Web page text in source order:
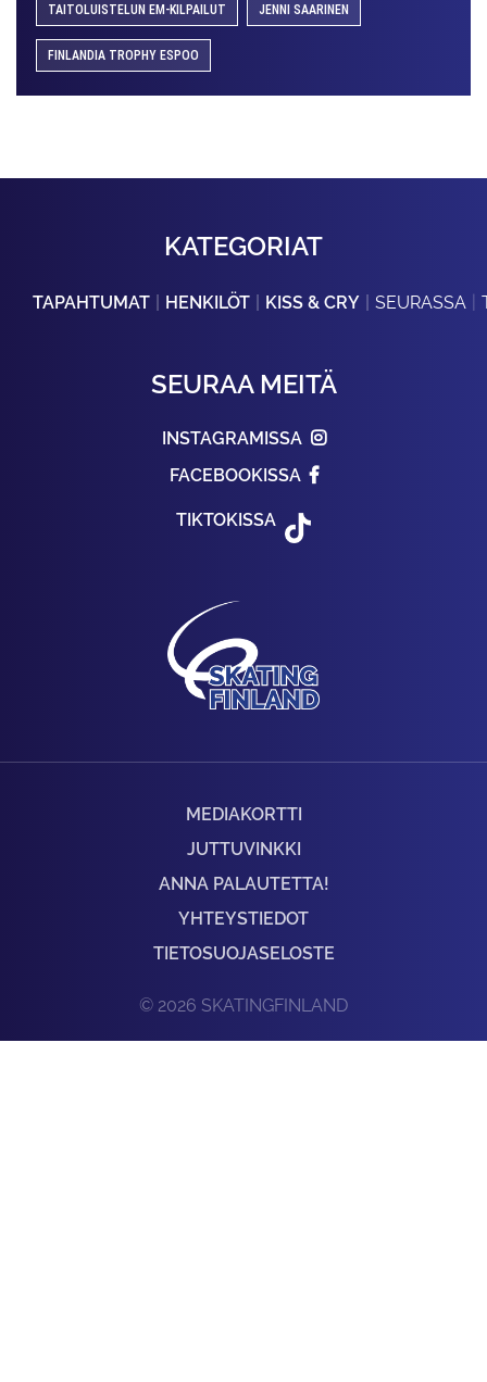
TAITOLUISTELUN EM-KILPAILUT JENNI SAARINEN
FINLANDIA TROPHY ESPOO
KATEGORIAT
TAPAHTUMAT HENKILÖT KISS & CRY SEURASSA
SEURAA MEITÄ
INSTAGRAMISSA
FACEBOOKISSA
TIKTOKISSA
MEDIAKORTTI
JUTTUVINKKI
ANNA PALAUTETTA!
YHTEYSTIEDOT
TIETOSUOJASELOSTE
© 2026 SKATINGFINLAND